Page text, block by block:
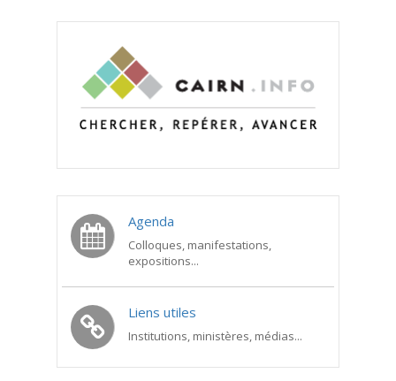
Agenda
Colloques, manifestations,
expositions...
Liens utiles
Institutions, ministères, médias...